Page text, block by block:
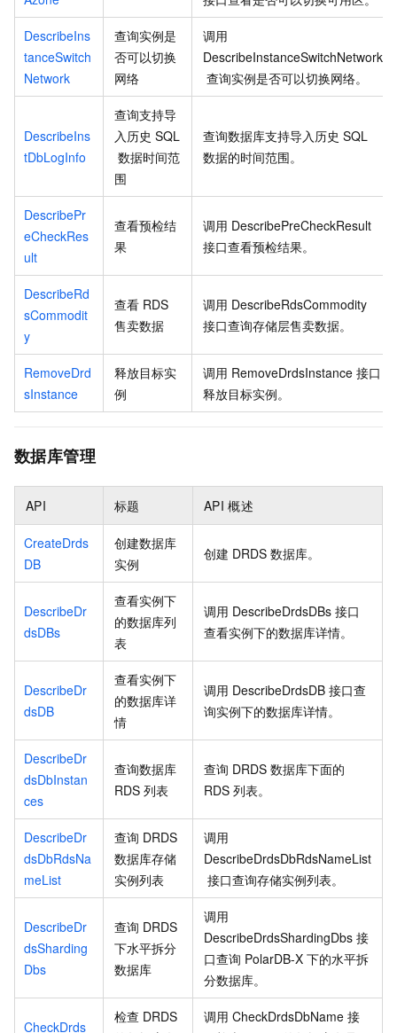
DescribeIns
tanceSwitch
Network
查询实例是
否可以切换
网络
调用
DescribeInstanceSwitchNetwork
查询实例是否可以切换网络。
DescribeIns
tDbLogInfo
查询支持导
入历史 SQL
数据时间范
围
查询数据库支持导入历史 SQL
数据的时间范围。
DescribePr
eCheckRes
ult
查看预检结
果
调用 DescribePreCheckResult
接口查看预检结果。
DescribeRd
sCommodit
y
查看 RDS
售卖数据
调用 DescribeRdsCommodity
接口查询存储层售卖数据。
RemoveDrd
sInstance
释放目标实
例
调用 RemoveDrdsInstance 接口
释放目标实例。
数据库管理
API 标题 API 概述
CreateDrds
DB
创建数据库
实例
创建 DRDS 数据库。
DescribeDr
dsDBs
查看实例下
的数据库列
表
调用 DescribeDrdsDBs 接口
查看实例下的数据库详情。
DescribeDr
dsDB
查看实例下
的数据库详
情
调用 DescribeDrdsDB 接口查
询实例下的数据库详情。
DescribeDr
dsDbInstan
ces
查询数据库
RDS 列表
查询 DRDS 数据库下面的
RDS 列表。
DescribeDr
dsDbRdsNa
meList
查询 DRDS
数据库存储
实例列表
调用
DescribeDrdsDbRdsNameList
接口查询存储实例列表。
DescribeDr
dsSharding
Dbs
查询 DRDS
下水平拆分
数据库
调用
DescribeDrdsShardingDbs 接
口查询 PolarDB-X 下的水平拆
分数据库。
CheckDrds
检查 DRDS
调用 CheckDrdsDbName 接